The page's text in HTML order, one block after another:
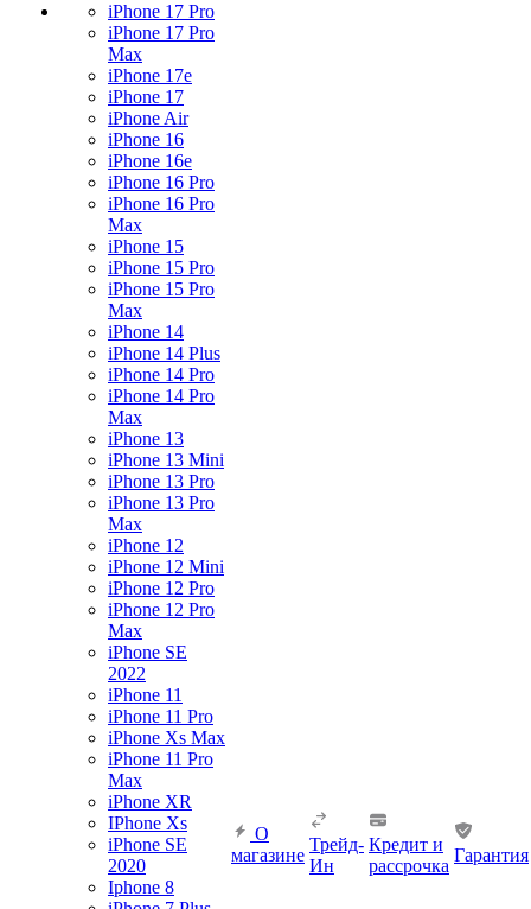
iPhone 17 Pro
iPhone 17 Pro
Max
iPhone 17e
iPhone 17
iPhone Air
iPhone 16
iPhone 16e
iPhone 16 Pro
iPhone 16 Pro
Max
iPhone 15
iPhone 15 Pro
iPhone 15 Pro
Max
iPhone 14
iPhone 14 Plus
iPhone 14 Pro
iPhone 14 Pro
Max
iPhone 13
iPhone 13 Mini
iPhone 13 Pro
iPhone 13 Pro
Max
iPhone 12
iPhone 12 Mini
iPhone 12 Pro
iPhone 12 Pro
Max
iPhone SE
2022
iPhone 11
iPhone 11 Pro
iPhone Xs Max
iPhone 11 Pro
Max
iPhone XR
IPhone Xs
iPhone SE
2020
Iphone 8
О
магазине
Трейд-
Ин
Кредит и
рассрочка
Гарантия